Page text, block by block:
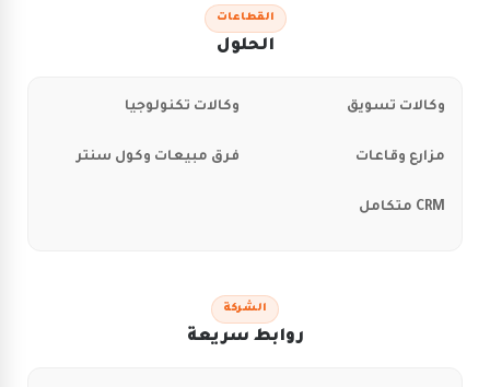
القطاعات
الحلول
وكالات تسويق وكالات تكنولوجيا
مزارع وقاعات فرق مبيعات وكول سنتر
CRM متكامل
الشركة
روابط سريعة